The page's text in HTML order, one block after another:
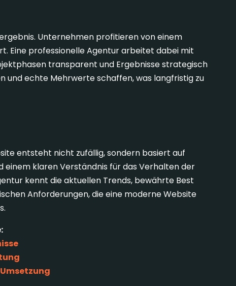
Unternehmen profitieren von einem
Eine professionelle Agentur arbeitet dabei mit
transparent und Ergebnisse strategisch
und echte Mehrwerte schaffen, was langfristig zu
entsteht nicht zufällig, sondern basiert auf
einem klaren Verständnis für das Verhalten der
kennt die aktuellen Trends, bewährte Best
Anforderungen, die eine moderne Website